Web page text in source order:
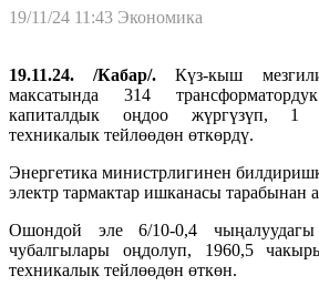
19/11/24 11:43 Экономика
19.11.24. /Кабар/.Күз-кыш
максатында 314
капиталдык оңдоо жүргүзүп, 1
техникалык тейлөөдөн өткөрдү.
Энергетика министрлигинен
электр тармактар ишканасы тарабынан
Ошондой эле 6/10-0,4
чубалгылары оңдолуп, 1960,5
техникалык тейлөөдөн өткөн.